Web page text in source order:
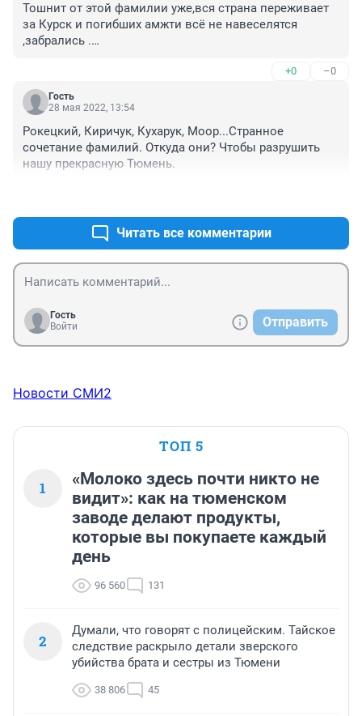
Тошнит от этой фамилии уже,вся страна переживает
за Курск и погибших амжти всё не навеселятся
,забрались .
Неее меня не интересует из состояние интересно их
отношение к происходящему,надеюсь Андрей
+0 –0
Гость
28 мая 2022, 13:54
Рокецкий, Киричук, Кухарук, Моор...Странное
сочетание фамилий. Откуда они? Чтобы разрушить
нашу прекрасную Тюмень.
Читать все комментарии
Гость
Войти
Отправить
Новости СМИ2
ТОП 5
1
«Молоко здесь почти никто не
видит»: как на тюменском
заводе делают продукты,
которые вы покупаете каждый
день
96 560 131
2
Думали, что говорят с полицейским. Тайское
следствие раскрыло детали зверского
убийства брата и сестры из Тюмени
38 806 45